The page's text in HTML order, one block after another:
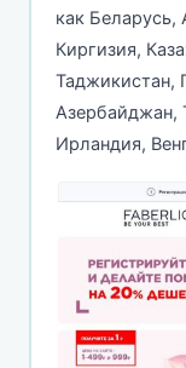
как Беларусь,
Киргизия,
Таджикистан,
Азербайджан,
Ирландия,